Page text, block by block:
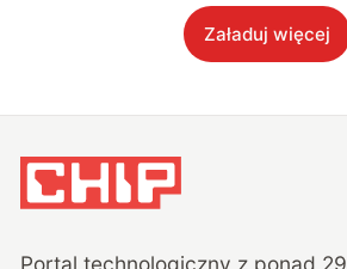
Załaduj więcej
Portal technologiczny z ponad 29